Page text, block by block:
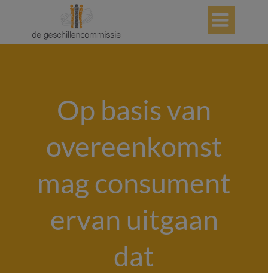

Op basis van
overeenkomst
mag consument
ervan uitgaan
dat